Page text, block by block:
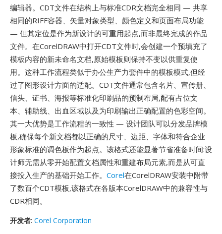
编辑器。CDT文件在结构上与标准CDR文档完全相同 — 共享
相同的RIFF容器、矢量对象类型、颜色定义和页面布局功能
— 但其定位是作为新设计的可重用起点,而非最终完成的作品
文件。在CorelDRAW中打开CDT文件时,会创建一个预填充了
模板内容的新未命名文档,原始模板则保持不变以供重复使
用。这种工作流程类似于办公生产力套件中的模板模式,但经
过了图形设计方面的适配。CDT文件通常包含名片、宣传册、
信头、证书、海报等标准化印刷品的预制布局,配有占位文
本、辅助线、出血区域以及为印刷输出正确配置的色彩空间。
其一大优势是工作流程的一致性 — 设计团队可以分发品牌模
板,确保每个新文档都以正确的尺寸、边距、字体和符合企业
形象标准的调色板作为起点。该格式还能显著节省准备时间:设
计师无需从零开始配置文档属性和重建布局元素,而是从可直
接投入生产的基础开始工作。 Corel在CorelDRAW安装中附带
了数百个CDT模板,该格式在各版本CorelDRAW中的兼容性与
CDR相同。
开发者: Corel Corporation